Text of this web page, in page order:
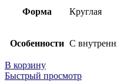
Форма Круглая
Особенности С
В корзину
Быстрый просмотр